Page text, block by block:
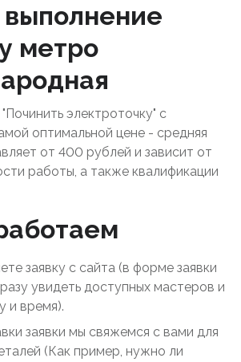
метро
электроточку" с
оптимальной цене - средняя
от 400 рублей и зависит от
работы, а также квалификации
заявку с сайта (в форме заявки
увидеть доступных мастеров и
и время).
заявки мы свяжемся с вами для
(Как пример, нужно ли